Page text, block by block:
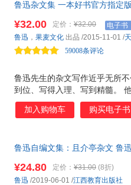
鲁迅杂文集 一本好书官方指定
鲁迅先生的杂文写作近乎无所
到位、写得入理、写到精髓。
说过，比较精彩的是他的杂感
《华盖集》到《且介亭杂文末
¥32.00 定价： ¥32.00 电子书
59008条评论
鲁迅 ， 果麦文化 出品 /2015-11-01 /
加入购物车 购买电子书
鲁迅自编文集：且介亭杂文 鲁
¥24.80 定价： ¥31.00 (8折)
鲁迅 /2019-06-01 /江西教育出版社